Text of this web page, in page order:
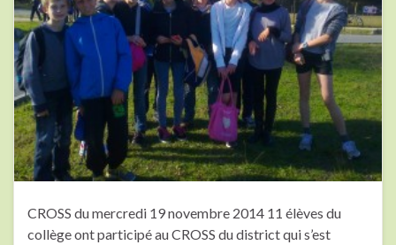
CROSS du mercredi 19 novembre 2014 11 élèves du
collège ont participé au CROSS du district qui s’est